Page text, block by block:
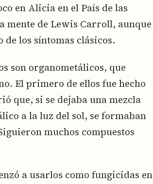
en Alicia en el País de las
mente de Lewis Carroll, aunque
los síntomas clásicos.
son organometálicos, que
El primero de ellos fue hecho
que, si se dejaba una mezcla
a la luz del sol, se formaban
muchos compuestos
a usarlos como fungicidas en